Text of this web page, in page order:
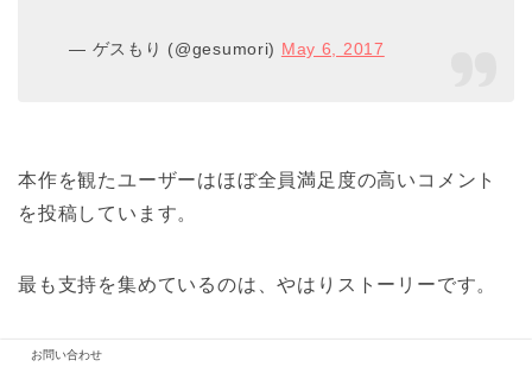
— ゲスもり (@gesumori) May 6, 2017
本作を観たユーザーはほぼ全員満足度の高いコメント
を投稿しています。
最も支持を集めているのは、やはりストーリーです。
ハラハラドキドキさせられ、最終的には大逆転を果た
お問い合わせ